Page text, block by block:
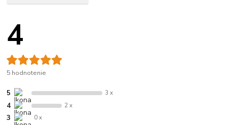
4
5 hodnotenie
5 3 x
4 2 x
3 0 x